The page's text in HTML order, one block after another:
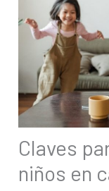
Claves
niños en